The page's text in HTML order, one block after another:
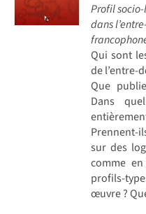
Profil
dans
Qui sont
de l’entre-
Que
Dans
Prennent-
sur des
comme
profils-
œuvre ?